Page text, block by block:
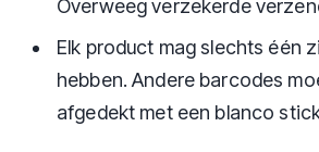
Overweeg verzekerde
Elk product mag slechts één
hebben. Andere barcodes
afgedekt met een blanco